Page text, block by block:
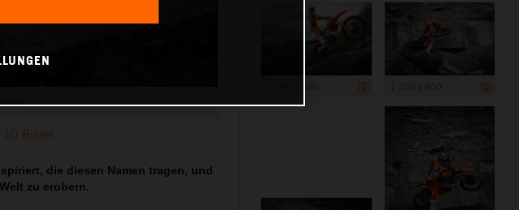
10 Bilder
die diesen Namen tragen, und
zu erobern.